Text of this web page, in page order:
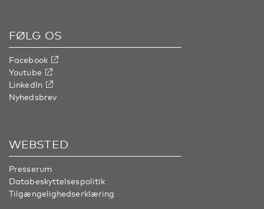
FØLG OS
Facebook
Youtube
LinkedIn
Nyhedsbrev
WEBSTED
Presserum
Databeskyttelsespolitik
Tilgængelighedserklæring